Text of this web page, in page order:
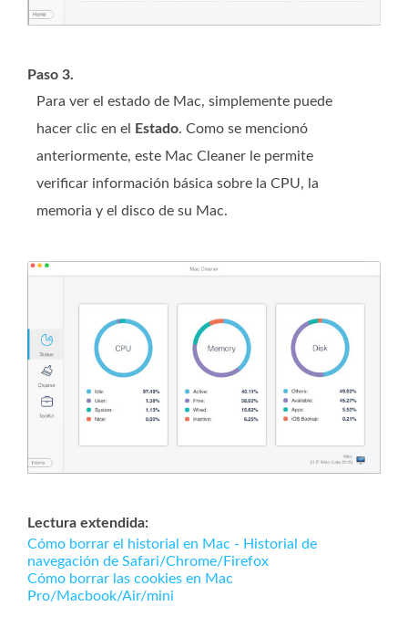
Paso 3.
Para ver el estado de Mac, simplemente puede
hacer clic en el
Estado. Como se mencionó
anteriormente, este Mac Cleaner le permite
verificar información básica sobre la CPU, la
memoria y el disco de su Mac.
Lectura extendida:
Cómo borrar el historial en Mac - Historial de
navegación de Safari/Chrome/Firefox
Cómo borrar las cookies en Mac
Pro/Macbook/Air/mini